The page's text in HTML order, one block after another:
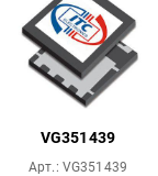
VG351439
Арт.: VG351439